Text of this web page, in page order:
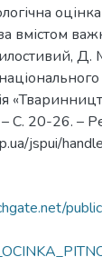
вмістом
Д.
С. 20-26. –
jspui/